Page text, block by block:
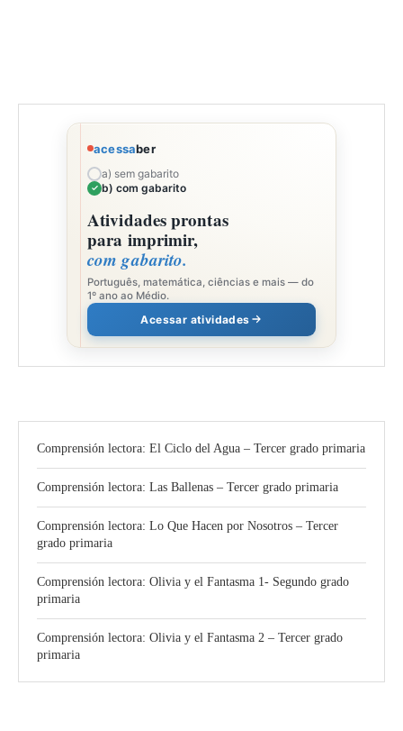
acessaber
a) sem gabarito
b) com gabarito
Atividades prontas
para imprimir,
com gabarito.
Português, matemática, ciências e mais — do
1º ano ao Médio.
Acessar atividades
Comprensión lectora: El Ciclo del Agua – Tercer grado primaria
Comprensión lectora: Las Ballenas – Tercer grado primaria
Comprensión lectora: Lo Que Hacen por Nosotros – Tercer
grado primaria
Comprensión lectora: Olivia y el Fantasma 1- Segundo grado
primaria
Comprensión lectora: Olivia y el Fantasma 2 – Tercer grado
primaria